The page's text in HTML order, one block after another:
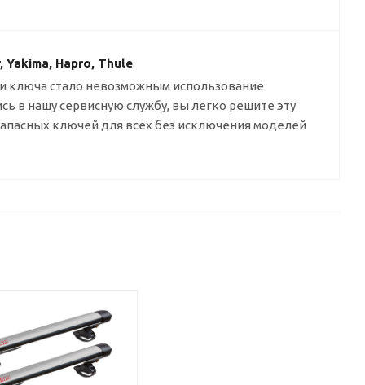
Hapro, Thule
ключа стало невозможным использование
в нашу сервисную службу, вы легко решите эту
ключей для всех без исключения моделей